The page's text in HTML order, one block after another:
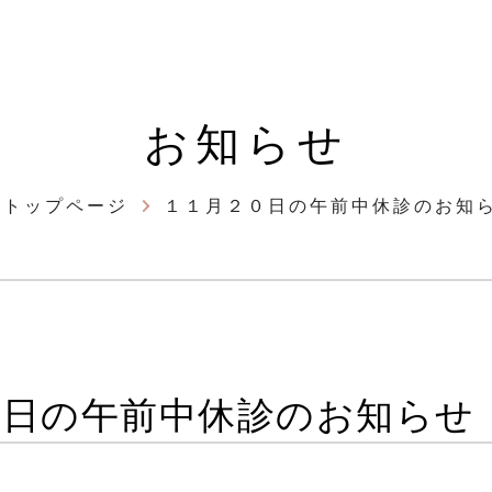
お知らせ
トップページ １１月２０日の午前中休診のお知
の午前中休診のお知らせ